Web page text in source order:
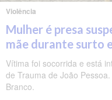
Violência
Mulher é presa
mãe durante surto
Vítima foi socorrida e está
de Trauma de João
Branco.